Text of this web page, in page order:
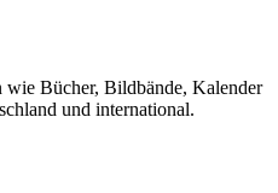
wie Bücher, Bildbände, Kalender
und international.